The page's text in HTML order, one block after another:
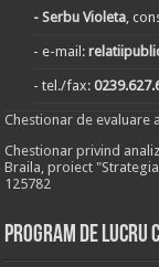
- Serbu Violeta,
- e-mail:
- tel./fax:
Chestionar de evaluare
Chestionar privind
Braila, proiect
125782
Program de lucru